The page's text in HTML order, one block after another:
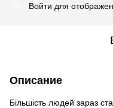
Войти для
Описание
Більшість людей зараз